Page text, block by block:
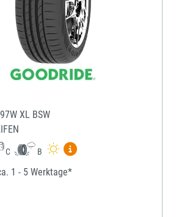
XL BSW
C B
Mehr Informationen zum
1 - 5 Werktage*